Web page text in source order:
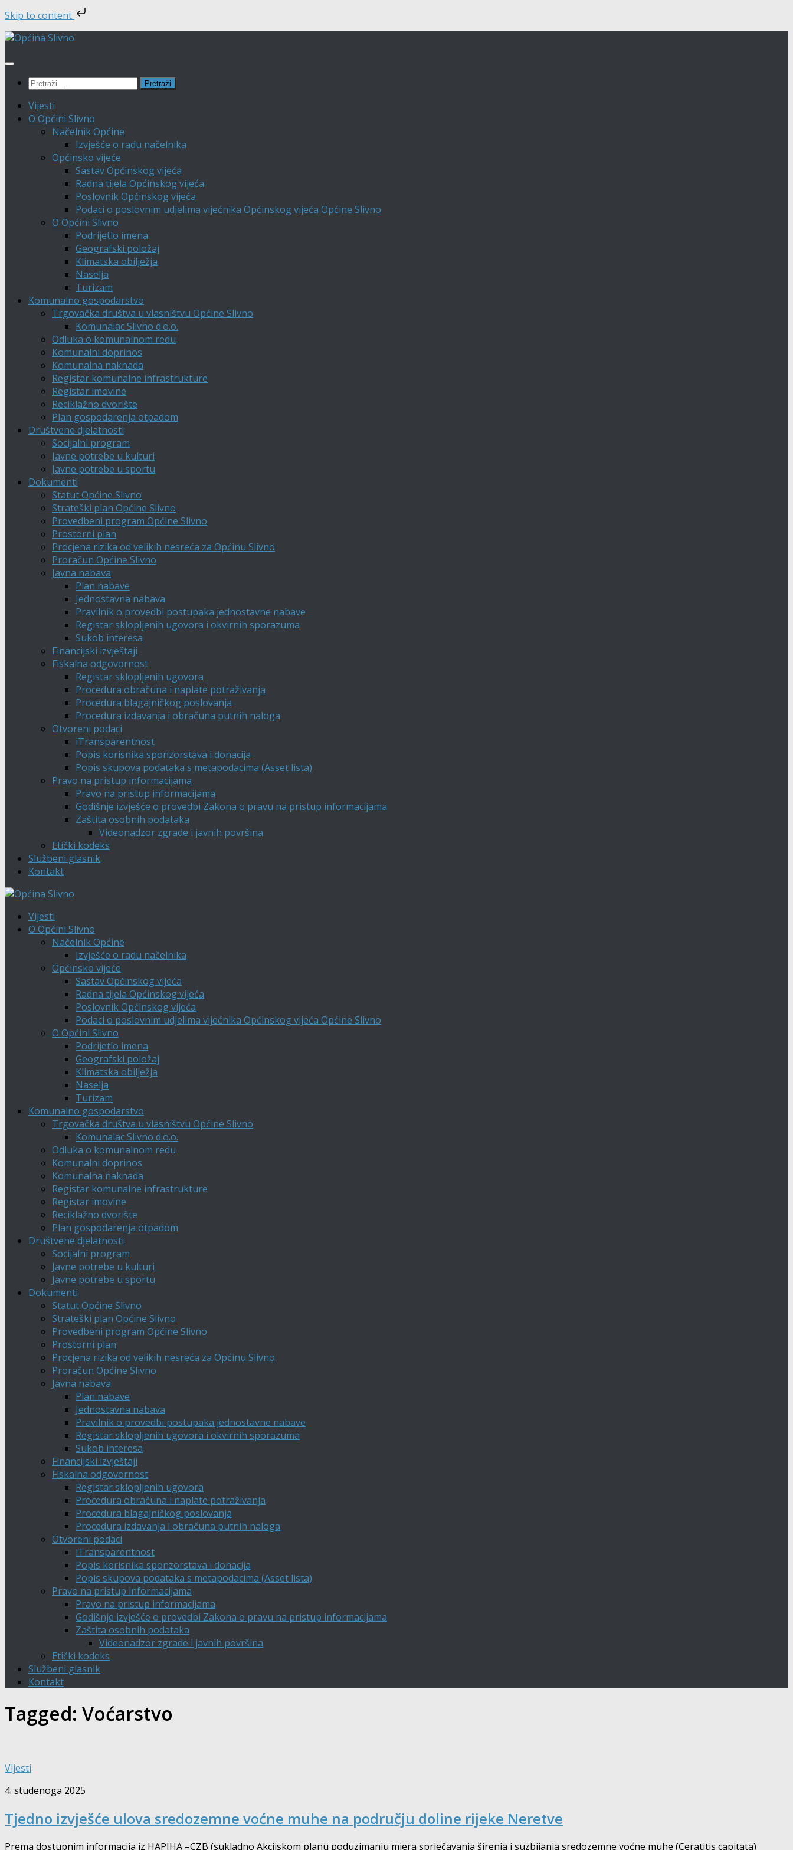
Skip to content
Skip
content
Pretraži:
Vijesti
O Općini Slivno
Načelnik Općine
Izvješće o radu načelnika
Općinsko vijeće
Sastav Općinskog vijeća
Radna tijela Općinskog vijeća
Poslovnik Općinskog vijeća
Podaci o poslovnim udjelima vijećnika Općinskog vijeća Općine Slivno
O Općini Slivno
Podrijetlo imena
Geografski položaj
Klimatska obilježja
Naselja
Turizam
Komunalno gospodarstvo
Trgovačka društva u vlasništvu Općine Slivno
Komunalac Slivno d.o.o.
Odluka o komunalnom redu
Komunalni doprinos
Komunalna naknada
Registar komunalne infrastrukture
Registar imovine
Reciklažno dvorište
Plan gospodarenja otpadom
Društvene djelatnosti
Socijalni program
Javne potrebe u kulturi
Javne potrebe u sportu
Dokumenti
Statut Općine Slivno
Strateški plan Općine Slivno
Provedbeni program Općine Slivno
Prostorni plan
Procjena rizika od velikih nesreća za Općinu Slivno
Proračun Općine Slivno
Javna nabava
Plan nabave
Jednostavna nabava
Pravilnik o provedbi postupaka jednostavne nabave
Registar sklopljenih ugovora i okvirnih sporazuma
Sukob interesa
Financijski izvještaji
Fiskalna odgovornost
Registar sklopljenih ugovora
Procedura obračuna i naplate potraživanja
Procedura blagajničkog poslovanja
Procedura izdavanja i obračuna putnih naloga
Otvoreni podaci
iTransparentnost
Popis korisnika sponzorstava i donacija
Popis skupova podataka s metapodacima (Asset lista)
Pravo na pristup informacijama
Pravo na pristup informacijama
Godišnje izvješće o provedbi Zakona o pravu na pristup informacijama
Zaštita osobnih podataka
Videonadzor zgrade i javnih površina
Etički kodeks
Službeni glasnik
Kontakt
Vijesti
O Općini Slivno
Načelnik Općine
Izvješće o radu načelnika
Općinsko vijeće
Sastav Općinskog vijeća
Radna tijela Općinskog vijeća
Poslovnik Općinskog vijeća
Podaci o poslovnim udjelima vijećnika Općinskog vijeća Općine Slivno
O Općini Slivno
Podrijetlo imena
Geografski položaj
Klimatska obilježja
Naselja
Turizam
Komunalno gospodarstvo
Trgovačka društva u vlasništvu Općine Slivno
Komunalac Slivno d.o.o.
Odluka o komunalnom redu
Komunalni doprinos
Komunalna naknada
Registar komunalne infrastrukture
Registar imovine
Reciklažno dvorište
Plan gospodarenja otpadom
Društvene djelatnosti
Socijalni program
Javne potrebe u kulturi
Javne potrebe u sportu
Dokumenti
Statut Općine Slivno
Strateški plan Općine Slivno
Provedbeni program Općine Slivno
Prostorni plan
Procjena rizika od velikih nesreća za Općinu Slivno
Proračun Općine Slivno
Javna nabava
Plan nabave
Jednostavna nabava
Pravilnik o provedbi postupaka jednostavne nabave
Registar sklopljenih ugovora i okvirnih sporazuma
Sukob interesa
Financijski izvještaji
Fiskalna odgovornost
Registar sklopljenih ugovora
Procedura obračuna i naplate potraživanja
Procedura blagajničkog poslovanja
Procedura izdavanja i obračuna putnih naloga
Otvoreni podaci
iTransparentnost
Popis korisnika sponzorstava i donacija
Popis skupova podataka s metapodacima (Asset lista)
Pravo na pristup informacijama
Pravo na pristup informacijama
Godišnje izvješće o provedbi Zakona o pravu na pristup informacijama
Zaštita osobnih podataka
Videonadzor zgrade i javnih površina
Etički kodeks
Službeni glasnik
Kontakt
Tagged: Voćarstvo
Vijesti
4. studenoga 2025
Tjedno izvješće ulova sredozemne voćne muhe na području doline rijeke Neretve
Prema dostupnim informacija iz HAPIHA –CZB (sukladno Akcijskom planu poduzimanju mjera sprječavanja širenja i suzbijanja sredozemne voćne muhe (Ceratitis capitata)